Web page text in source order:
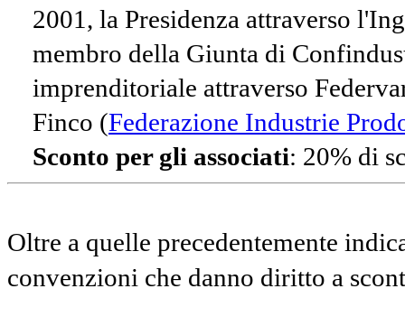
2001, la Presidenza attraverso
membro della Giunta di
imprenditoriale attraverso
Finco (Federazione Industrie
Sconto per gli associati: 20% di
Oltre a quelle precedentemente
convenzioni che danno diritto a